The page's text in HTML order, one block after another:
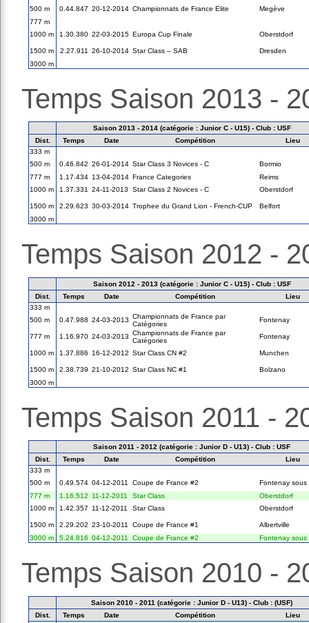
500 m
0.44.847 20-12-2014 Championnats de France Elite
Megève
777 m
1000 m
1.30.380 22-03-2015 Europa Cup Finale Oberstdorf
1500 m 2.27.911 26-10-2014 Star Class – SAB
Dresden
3000 m
Temps Saison 2013 -
Saison 2013 - 2014 (catégorie : Junior C - U15) - Club : USF
Dist.
Temps Date Compétition
Lieu
333 m
500 m
0.46.842 26-01-2014 Star Class 3 Novices - C
Bormio
777 m
1.17.434 13-04-2014 France Categories
Reims
1000 m
1.37.331 24-11-2013 Star Class 2 Novices - C Oberstdorf
1500 m 2.29.623 30-03-2014 Trophee du Grand Lion - French-CUP
Belfort
3000 m
Temps Saison 2012 -
Saison 2012 - 2013 (catégorie : Junior C - U15) - Club : USF
Dist.
Temps Date Compétition
Lieu
333 m
500 m
0.47.988 24-03-2013 Championnats de France par
Catégories
Fontenay
777 m 1.16.970 24-03-2013 Championnats de France par
Catégories
Fontenay
1000 m 1.37.886 16-12-2012 Star Class CN #2 Munchen
1500 m 2.38.739 21-10-2012 Star Class NC #1
Bolzano
3000 m
Temps Saison 2011 -
Saison 2011 - 2012 (catégorie : Junior D - U13) - Club : USF
Dist.
Temps Date Compétition
Lieu
333 m
500 m
0.49.574 04-12-2011 Coupe de France #2
Fontenay sous
777 m
1.16.512 11-12-2011 Star Class
Oberstdorf
1000 m
1.42.357 11-12-2011 Star Class Oberstdorf
1500 m 2.29.202 23-10-2011 Coupe de France #1
Albertville
3000 m
5.24.816 04-12-2011 Coupe de France #2 Fontenay sous
Temps Saison 2010 -
Saison 2010 - 2011 (catégorie : Junior D - U13) - Club : (USF)
Dist.
Temps Date Compétition
Lieu